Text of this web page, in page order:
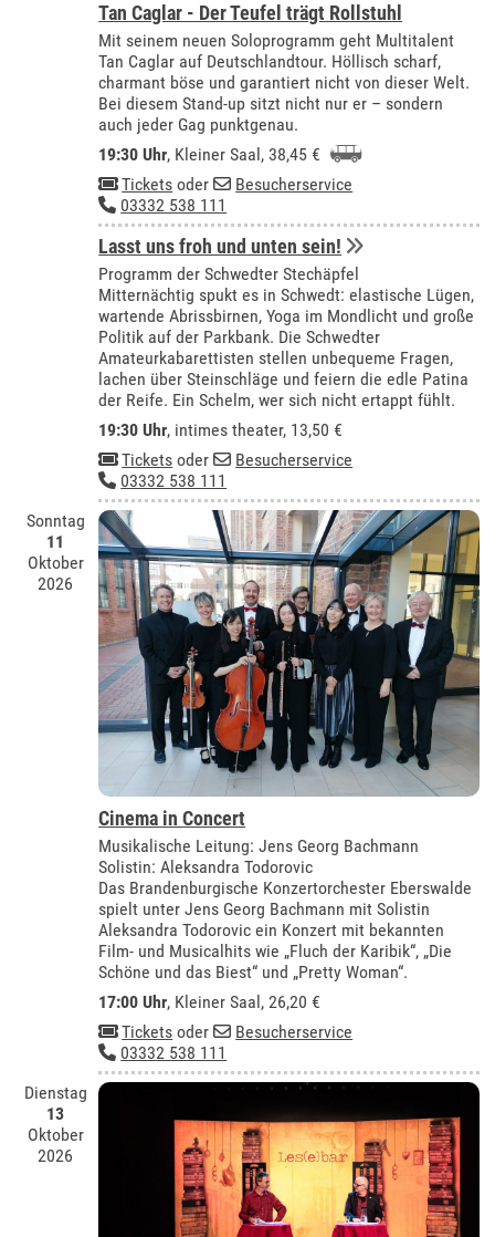
Tan Caglar - Der Teufel trägt Rollstuhl
Mit seinem neuen Soloprogramm geht Multitalent
Tan Caglar auf Deutschlandtour. Höllisch scharf,
charmant böse und garantiert nicht von dieser Welt.
Bei diesem Stand-up sitzt nicht nur er – sondern
auch jeder Gag punktgenau.
19:30 Uhr, Kleiner Saal, 38,45 €
Tickets oder
Besucherservice
03332 538 111
Lasst uns froh und unten sein!
Programm der Schwedter Stechäpfel
Mitternächtig spukt es in Schwedt: elastische Lügen,
wartende Abrissbirnen, Yoga im Mondlicht und große
Politik auf der Parkbank. Die Schwedter
Amateurkabarettisten stellen unbequeme Fragen,
lachen über Steinschläge und feiern die edle Patina
der Reife. Ein Schelm, wer sich nicht ertappt fühlt.
19:30 Uhr, intimes theater, 13,50 €
Tickets oder
Besucherservice
03332 538 111
Sonntag
11
Oktober
2026
Cinema in Concert
Musikalische Leitung: Jens Georg Bachmann
Solistin: Aleksandra Todorovic
Das Brandenburgische Konzertorchester Eberswalde
spielt unter Jens Georg Bachmann mit Solistin
Aleksandra Todorovic ein Konzert mit bekannten
Film- und Musicalhits wie „Fluch der Karibik“, „Die
Schöne und das Biest“ und „Pretty Woman“.
17:00 Uhr, Kleiner Saal, 26,20 €
Tickets oder
Besucherservice
03332 538 111
Dienstag
13
Oktober
2026